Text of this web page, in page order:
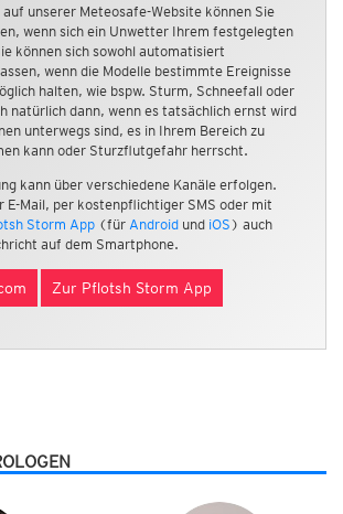
unserer Meteosafe-Website können Sie
wenn sich ein Unwetter Ihrem festgelegten
können sich sowohl automatisiert
wenn die Modelle bestimmte Ereignisse
halten, wie bspw. Sturm, Schneefall oder
natürlich dann, wenn es tatsächlich ernst wird
unterwegs sind, es in Ihrem Bereich zu
kann oder Sturzflutgefahr herrscht.
kann über verschiedene Kanäle erfolgen.
E-Mail, per kostenpflichtiger SMS oder mit
Storm App (für Android und iOS ) auch
auf dem Smartphone.
Zur Pflotsh Storm App